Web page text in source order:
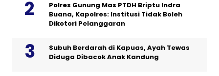
Polres Gunung Mas PTDH Briptu Indra
Buana, Kapolres: Institusi Tidak Boleh
Dikotori Pelanggaran
Subuh Berdarah di Kapuas, Ayah Tewas
Diduga Dibacok Anak Kandung